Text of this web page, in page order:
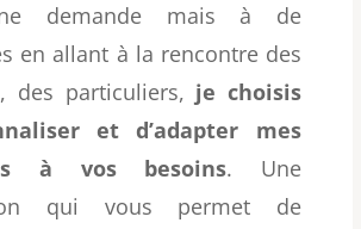
demande mais à de
en allant à la rencontre des
des particuliers, je choisis
et d’adapter mes
à vos besoins. Une
qui vous permet de